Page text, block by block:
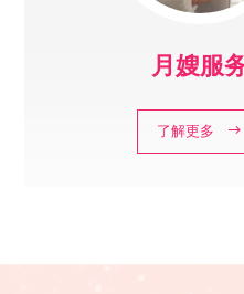
月嫂服
了解更多